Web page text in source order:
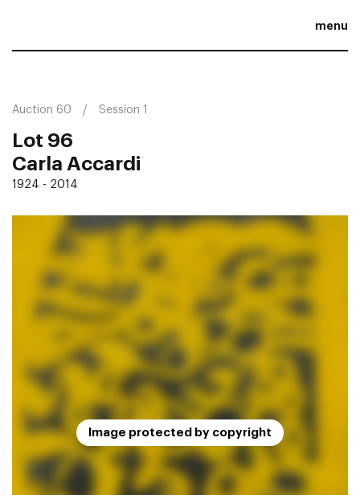
menu
Auction 60 Session 1
Lot 96
Carla Accardi
1924 - 2014
Image protected by copyright